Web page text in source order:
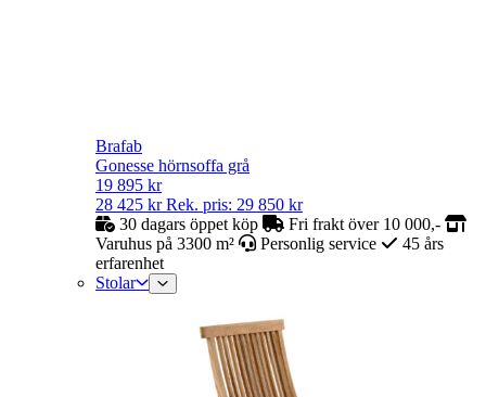
Brafab
Gonesse hörnsoffa grå
19 895 kr
28 425 kr Rek. pris: 29 850 kr
30 dagars öppet köp
Fri frakt över 10 000,-
Varuhus på 3300 m²
Personlig service
45 års
erfarenhet
Stolar